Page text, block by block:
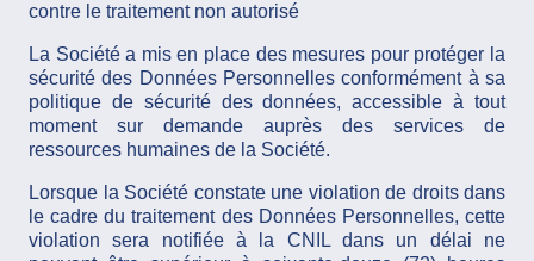
contre le traitement non autorisé
La Société a mis en place des mesures pour protéger la
sécurité des Données Personnelles conformément à sa
politique de sécurité des données, accessible à tout
moment sur demande auprès des services de
ressources humaines de la Société.
Lorsque la Société constate une violation de droits dans
le cadre du traitement des Données Personnelles, cette
violation sera notifiée à la CNIL dans un délai ne